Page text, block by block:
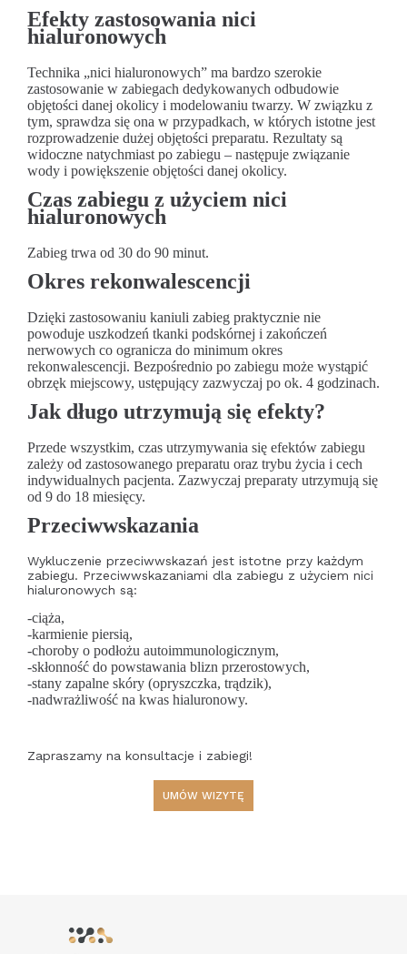
Efekty zastosowania nici
hialuronowych
Technika „nici hialuronowych” ma bardzo szerokie
zastosowanie w zabiegach dedykowanych odbudowie
objętości danej okolicy i modelowaniu twarzy. W związku z
tym, sprawdza się ona w przypadkach, w których istotne jest
rozprowadzenie dużej objętości preparatu. Rezultaty są
widoczne natychmiast po zabiegu – następuje związanie
wody i powiększenie objętości danej okolicy.
Czas zabiegu z użyciem nici
hialuronowych
Zabieg trwa od 30 do 90 minut.
Okres rekonwalescencji
Dzięki zastosowaniu kaniuli zabieg praktycznie nie
powoduje uszkodzeń tkanki podskórnej i zakończeń
nerwowych co ogranicza do minimum okres
rekonwalescencji. Bezpośrednio po zabiegu może wystąpić
obrzęk miejscowy, ustępujący zazwyczaj po ok. 4 godzinach.
Jak długo utrzymują się efekty?
Przede wszystkim, czas utrzymywania się efektów zabiegu
zależy od zastosowanego preparatu oraz trybu życia i cech
indywidualnych pacjenta. Zazwyczaj preparaty utrzymują się
od 9 do 18 miesięcy.
Przeciwwskazania
Wykluczenie przeciwwskazań jest istotne przy każdym
zabiegu. Przeciwwskazaniami dla zabiegu z użyciem nici
hialuronowych są:
-ciąża,
-karmienie piersią,
-choroby o podłożu autoimmunologicznym,
-skłonność do powstawania blizn przerostowych,
-stany zapalne skóry (opryszczka, trądzik),
-nadwrażliwość na kwas hialuronowy.
Zapraszamy na konsultacje i zabiegi!
UMÓW WIZYTĘ